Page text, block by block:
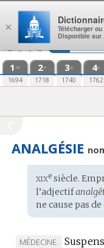
Aller au contenu
1 re
1694
2e
1718
3e
1740
4e
1762
ANALGÉSIE
Étymologie
:
xixesiècle.
l’adjectif
ne cause pas
MARQUE
MÉDECINE.
×
Télécharger
Disponible sur